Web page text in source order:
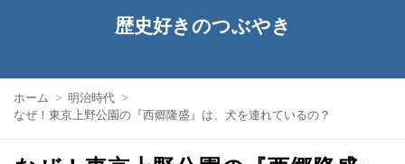
歴史好きのつぶやき
ホーム
明治時代
なぜ！東京上野公園の『西郷隆盛』は、犬を連れているの？